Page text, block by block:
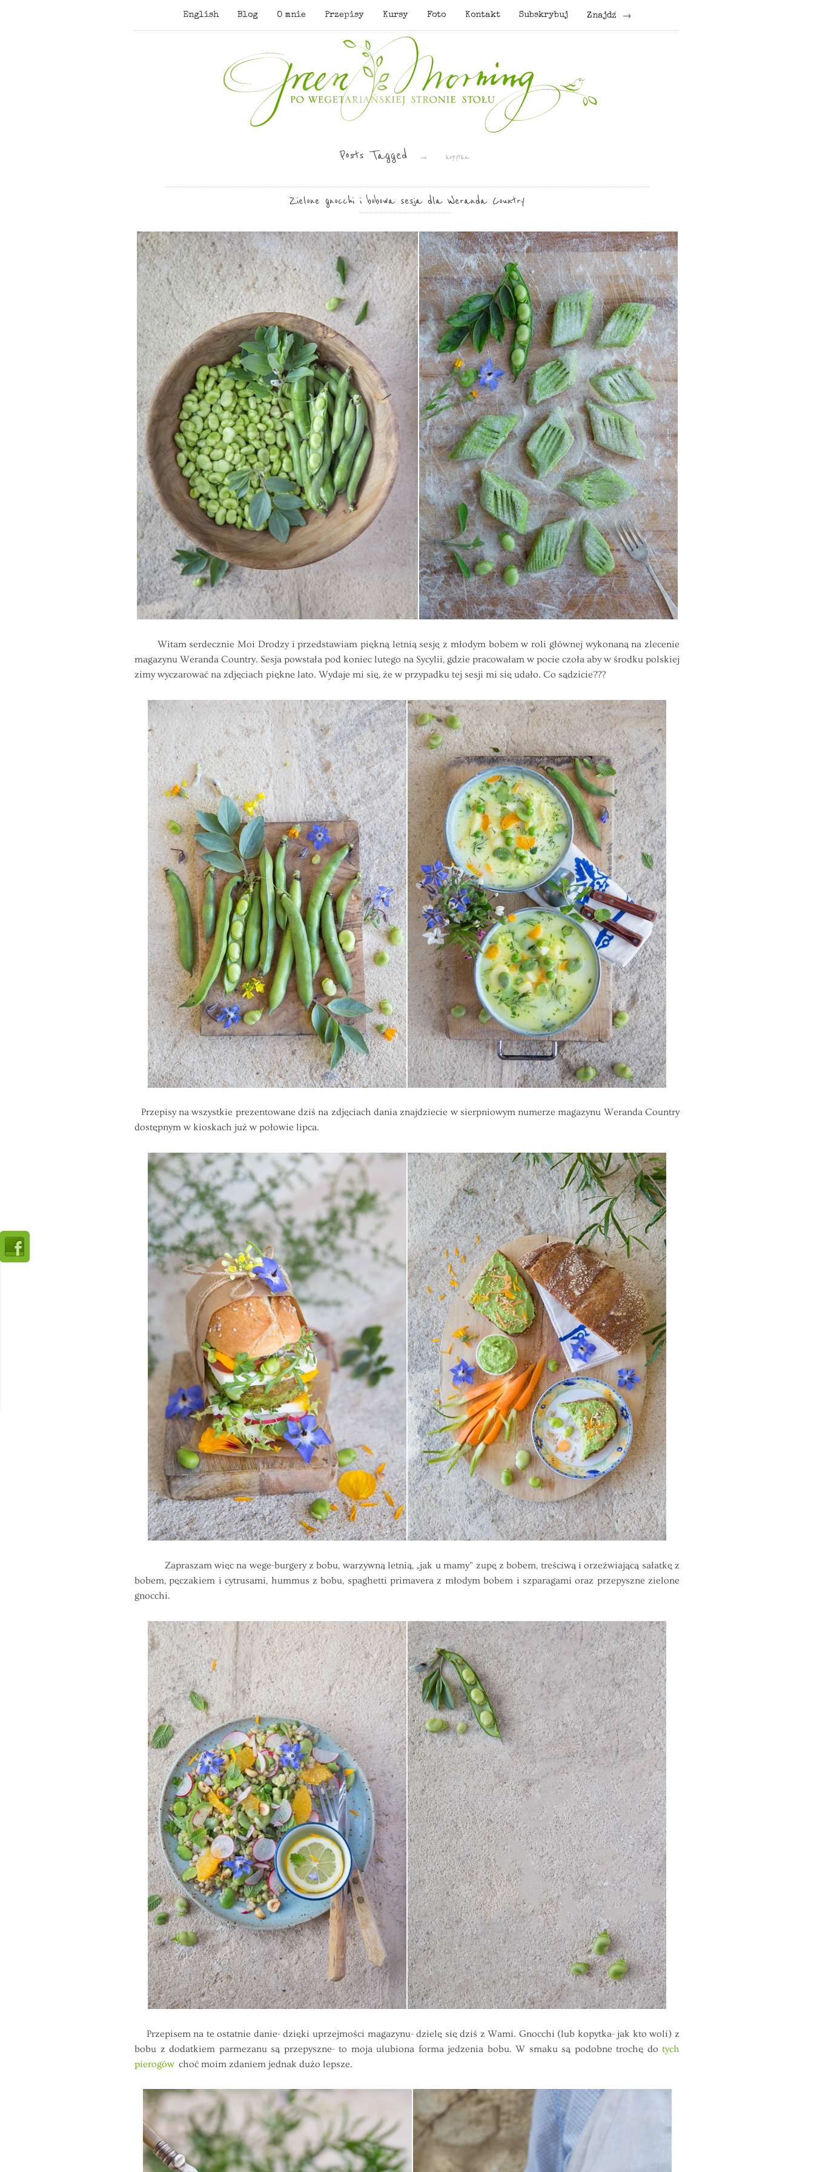
English Blog O mnie Przepisy Kursy Foto Kontakt Subskrybuj Znajdź
Posts Tagged → kopytka
Zielone gnocchi i bobowa sesja dla Weranda Country
Witam serdecznie Moi Drodzy i przedstawiam piękną letnią sesję z młodym bobem w roli głównej wykonaną na zlecenie
magazynu Weranda Country. Sesja powstała pod koniec lutego na Sycylii, gdzie pracowałam w pocie czoła aby w środku polskiej
zimy wyczarować na zdjęciach piękne lato. Wydaje mi się, że w przypadku tej sesji mi się udało. Co sądzicie???
Przepisy na wszystkie prezentowane dziś na zdjęciach dania znajdziecie w sierpniowym numerze magazynu Weranda Country
dostępnym w kioskach już w połowie lipca.
Zapraszam więc na wege-burgery z bobu, warzywną letnią, „jak u mamy” zupę z bobem, treściwą i orzeźwiającą sałatkę z
bobem, pęczakiem i cytrusami, hummus z bobu, spaghetti primavera z młodym bobem i szparagami oraz przepyszne zielone
gnocchi.
Przepisem na te ostatnie danie- dzięki uprzejmości magazynu- dzielę się dziś z Wami. Gnocchi (lub kopytka- jak kto woli) z
bobu z dodatkiem parmezanu są przepyszne- to moja ulubiona forma jedzenia bobu. W smaku są podobne trochę do tych
pierogów choć moim zdaniem jednak dużo lepsze.